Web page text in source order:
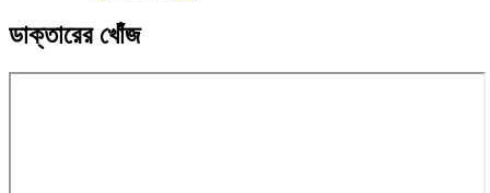
ডাক্তারের খোঁজ